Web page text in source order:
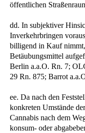
öffentlichen
dd. In subjektiver
Inverkehrbringen
billigend in Kauf
Betäubungsmittel
Berlin a.a.O. Rn. 7;
29 Rn. 875; Barrot
ee. Da nach den
konkreten Umstände
Cannabis nach dem
konsum- oder